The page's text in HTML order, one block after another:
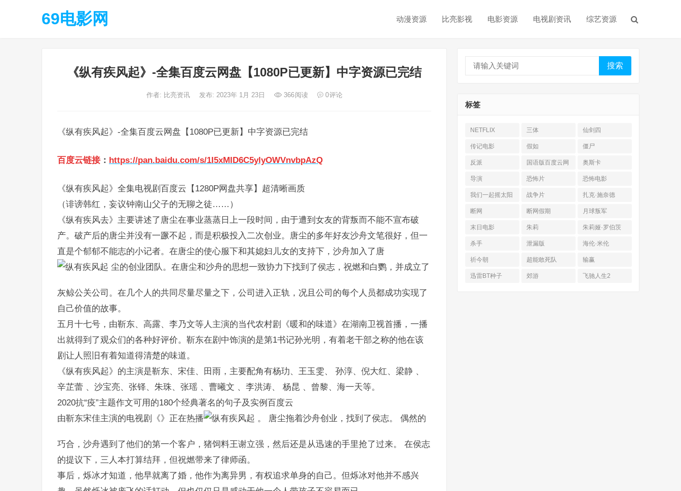
69电影网 动漫资源 比亮影视 电影资源 电视剧资讯 综艺资源
《纵有疾风起》-全集百度云网盘【1080P已更新】中字资源已完结
作者: 比亮资讯 发布: 2023年 1月 23日 366阅读 0评论
《纵有疾风起》-全集百度云网盘【1080P已更新】中字资源已完结
百度云链接 ： https://pan.baidu.com/s/1I5xMID6C5ylyOWVnvbpAzQ
《纵有疾风起》全集电视剧百度云【1280P网盘共享】超清晰画质
（诽谤韩红，妄议钟南山父子的无聊之徒……）
《纵有疾风去》主要讲述了唐尘在事业蒸蒸日上一段时间，由于遭到女友的背叛而不能不宣布破
产。破产后的唐尘并没有一蹶不起，而是积极投入二次创业。唐尘的多年好友沙舟文笔很好，但一
直是个郁郁不能志的小记者。在唐尘的使心服下和其媳妇儿女的支持下，沙舟加入了唐
尘的创业团队。在唐尘和沙舟的思想一致协力下找到了侯志，祝燃和白鹦，并成立了
灰鲸公关公司。在几个人的共同尽量尽量之下，公司进入正轨，况且公司的每个人员都成功实现了
自己价值的故事。
五月十七号，由靳东、高露、李乃文等人主演的当代农村剧《暖和的味道》在湖南卫视首播，一播
出就得到了观众们的各种好评价。靳东在剧中饰演的是第1书记孙光明，有着老干部之称的他在该
剧让人照旧有着知道得清楚的味道。
《纵有疾风起》的主演是靳东、宋佳、田雨，主要配角有杨玏、王玉雯、 孙淳、倪大红、梁静 、
辛芷蕾 、沙宝亮、张铎、朱珠、张瑶 、曹曦文 、李洪涛、 杨昆 、曾黎、海一天等。
2020抗“疫”主题作文可用的180个经典著名的句子及实例百度云
由靳东宋佳主演的电视剧《》正在热播
。 唐尘拖着沙舟创业，找到了侯志。 偶然的
巧合，沙舟遇到了他们的第一个客户，猪饲料王谢立强，然后还是从迅速的手里抢了过来。 在侯志
的提议下，三人本打算结拜，但祝燃带来了律师函。
事后，烁冰才知道，他早就离了婚，他作为离异男，有权追求单身的自己。但烁冰对他并不感兴
搜索
标签
NETFLIX 三体 仙剑四
传记电影 假如 僵尸
反派
国语版百度云网
盘
奥斯卡
导演 恐怖片 恐怖电影
我们一起摇太阳 战争片 扎克·施奈德
断网 断网假期 月球叛军
末日电影 朱莉 朱莉娅·罗伯茨
杀手 泄漏版 海伦·米伦
祈今朝 超能敢死队 输赢
迅雷BT种子 郊游 飞驰人生2